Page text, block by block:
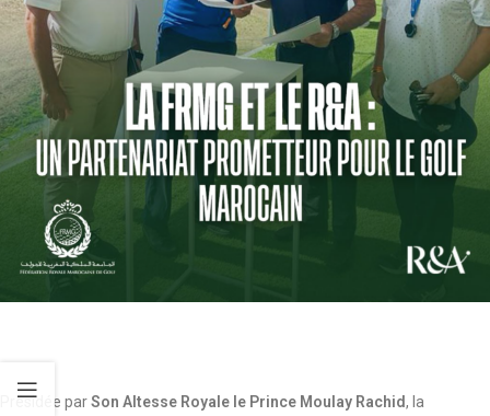
Présidée parSon Altesse Royale le Prince Moulay Rachid, la